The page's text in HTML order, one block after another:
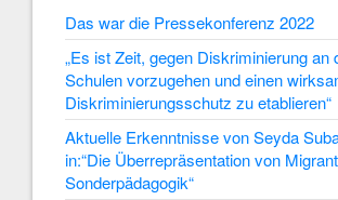
Das war die Pressekonferenz 2022
„Es ist Zeit, gegen Diskriminierung an
Schulen vorzugehen und einen
Diskriminierungsschutz zu etablieren“
Aktuelle Erkenntnisse von Seyda
in:“Die Überrepräsentation von
Sonderpädagogik“